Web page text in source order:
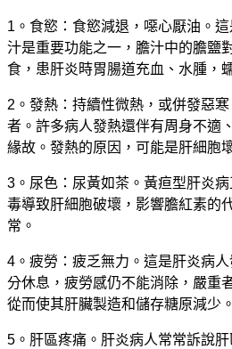
1。食慾：食慾減退，噁心厭油。
汁是重要功能之一，膽汁中的膽鹽
食，患肝炎時胃腸道充血、水腫，
2。發熱：持續性微熱，或併發惡
者。許多病人發熱還伴有周身不適
緣故。發熱的原因，可能是肝細胞
3。尿色：尿黃如茶。黃疸型肝炎
毒導致肝細胞破壞，影響膽紅素的
常。
4。疲勞：疲乏無力。這是肝炎病
分休息，疲勞感仍不能消除，嚴重
從而使其肝臟製造和儲存糖原減少
5。肝區疼痛。肝炎病人常常訴說